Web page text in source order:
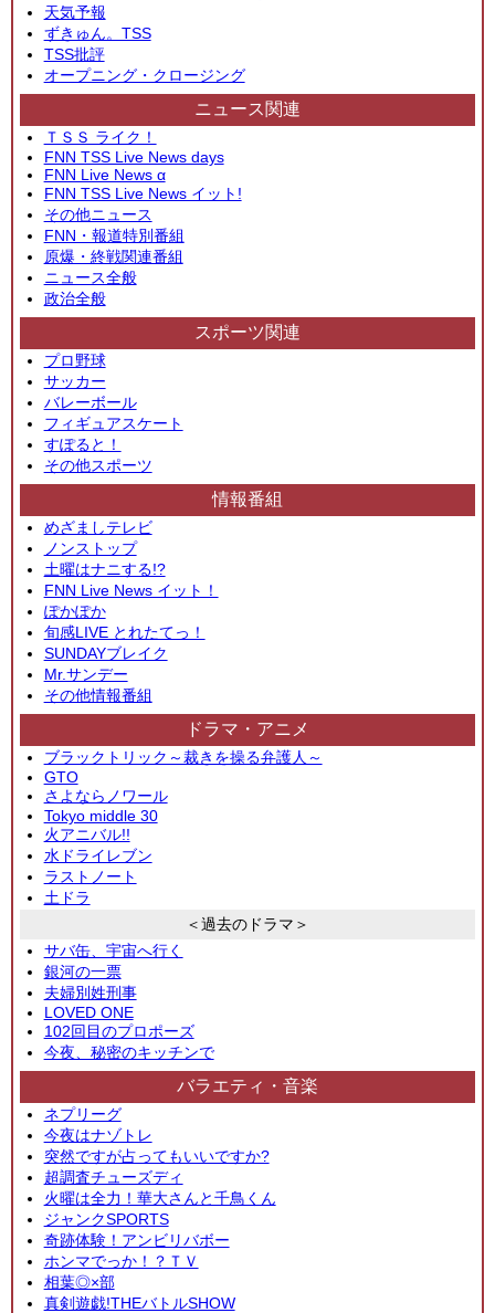
天気予報
ずきゅん。TSS
TSS批評
オープニング・クロージング
ニュース関連
ＴＳＳ ライク！
FNN TSS Live News days
FNN Live News α
FNN TSS Live News イット!
その他ニュース
FNN・報道特別番組
原爆・終戦関連番組
ニュース全般
政治全般
スポーツ関連
プロ野球
サッカー
バレーボール
フィギュアスケート
すぽると！
その他スポーツ
情報番組
めざましテレビ
ノンストップ
土曜はナニする!?
FNN Live News イット！
ぽかぽか
旬感LIVE とれたてっ！
SUNDAYブレイク
Mr.サンデー
その他情報番組
ドラマ・アニメ
ブラックトリック～裁きを操る弁護人～
GTO
さよならノワール
Tokyo middle 30
火アニバル!!
水ドライレブン
ラストノート
土ドラ
＜過去のドラマ＞
サバ缶、宇宙へ行く
銀河の一票
夫婦別姓刑事
LOVED ONE
102回目のプロポーズ
今夜、秘密のキッチンで
バラエティ・音楽
ネプリーグ
今夜はナゾトレ
突然ですが占ってもいいですか?
超調査チューズディ
火曜は全力！華大さんと千鳥くん
ジャンクSPORTS
奇跡体験！アンビリバボー
ホンマでっか！？ＴＶ
相葉◎×部
真剣遊戯!THEバトルSHOW